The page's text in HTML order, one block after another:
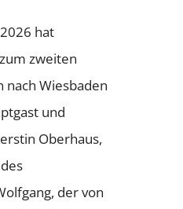
hat
zweiten
Wiesbaden
und
Oberhaus,
der von